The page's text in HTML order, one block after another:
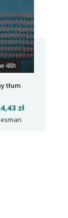
48h
tłum
zł